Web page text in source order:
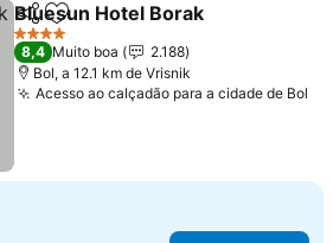
PartilharAdicionar aos favoritos
Bluesun Hotel Borak
4 Estrelas
8,4 Muito boa
2.188
Bol, a 12.1 km de Vrisnik
Acesso ao calçadão para a cidade de Bol